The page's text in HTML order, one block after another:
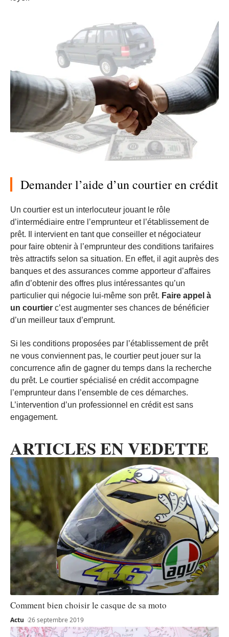
Demander l’aide d’un courtier en crédit
Un courtier est un interlocuteur jouant le rôle
d’intermédiaire entre l’emprunteur et l’établissement de
prêt. Il intervient en tant que conseiller et négociateur
pour faire obtenir à l’emprunteur des conditions tarifaires
très attractifs selon sa situation. En effet, il agit auprès des
banques et des assurances comme apporteur d’affaires
afin d’obtenir des offres plus intéressantes qu’un
particulier qui négocie lui-même son prêt. Faire appel à
un courtier c’est augmenter ses chances de bénéficier
d’un meilleur taux d’emprunt.
Si les conditions proposées par l’établissement de prêt
ne vous conviennent pas, le courtier peut jouer sur la
concurrence afin de gagner du temps dans la recherche
du prêt. Le courtier spécialisé en crédit accompagne
l’emprunteur dans l’ensemble de ces démarches.
L’intervention d’un professionnel en crédit est sans
engagement.
ARTICLES EN VEDETTE
Comment bien choisir le casque de sa moto
Actu 26 septembre 2019